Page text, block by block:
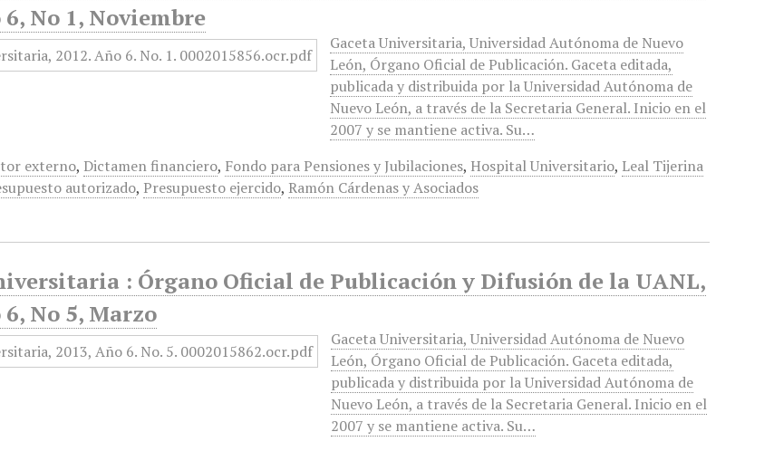
6, No 1, Noviembre
Gaceta Universitaria, Universidad Autónoma de Nuevo
León, Órgano Oficial de Publicación. Gaceta editada,
publicada y distribuida por la Universidad Autónoma de
Nuevo León, a través de la Secretaria General. Inicio en el
2007 y se mantiene activa. Su…
externo, Dictamen financiero, Fondo para Pensiones y Jubilaciones, Hospital Universitario, Leal Tijerina
autorizado, Presupuesto ejercido, Ramón Cárdenas y Asociados
: Órgano Oficial de Publicación y Difusión de la UANL,
No 5, Marzo
Gaceta Universitaria, Universidad Autónoma de Nuevo
León, Órgano Oficial de Publicación. Gaceta editada,
publicada y distribuida por la Universidad Autónoma de
Nuevo León, a través de la Secretaria General. Inicio en el
2007 y se mantiene activa. Su…